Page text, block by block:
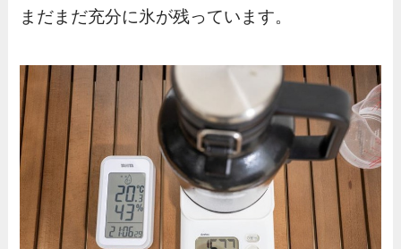
まだまだ充分に氷が残っています。